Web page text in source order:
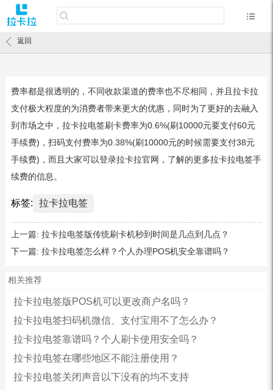
返回
费率都是很透明的，不同收款渠道的费率也不尽相同，并且拉卡拉
支付极大程度的为消费者带来更大的优惠，同时为了更好的去融入
到市场之中，拉卡拉电签刷卡费率为0.6%(刷10000元要支付60元
手续费)，扫码支付费率为0.38%(刷10000元的时候需要支付38元
手续费)，而且大家可以登录拉卡拉官网，了解的更多拉卡拉电签手
续费的信息。
标签: 拉卡拉电签
上一篇: 拉卡拉电签版传统刷卡机秒到时间是几点到几点？
下一篇: 拉卡拉电签怎么样？个人办理POS机安全靠谱吗？
相关推荐
拉卡拉电签版POS机可以更改商户名吗？
拉卡拉电签扫码机微信、支付宝用不了怎么办？
拉卡拉电签靠谱吗？个人刷卡使用安全吗？
拉卡拉电签在哪些地区不能注册使用？
拉卡拉电签关闭声音以下没有的均不支持